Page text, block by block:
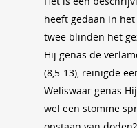
heeft gedaan in
twee blinden het
Hij genas de
(8,5-13), reinigde
Weliswaar genas
wel een stomme